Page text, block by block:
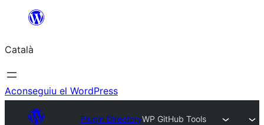
contingut
Català
Aconseguiu el WordPress
Plugin DirectoryWP GitHub Tools